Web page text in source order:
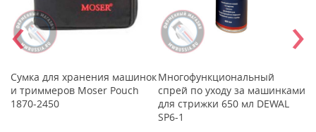
Сумка для хранения машинок
и триммеров Moser Pouch
1870-2450
Многофункциональный
спрей по уходу за машинками
для стрижки 650 мл DEWAL
SP6-1
‹ ›